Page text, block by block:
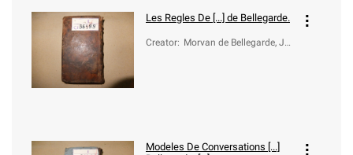
Les Regles De [...] de Bellegarde.
Creator: Morvan de Bellegarde, Je
Modeles De Conversations [...]